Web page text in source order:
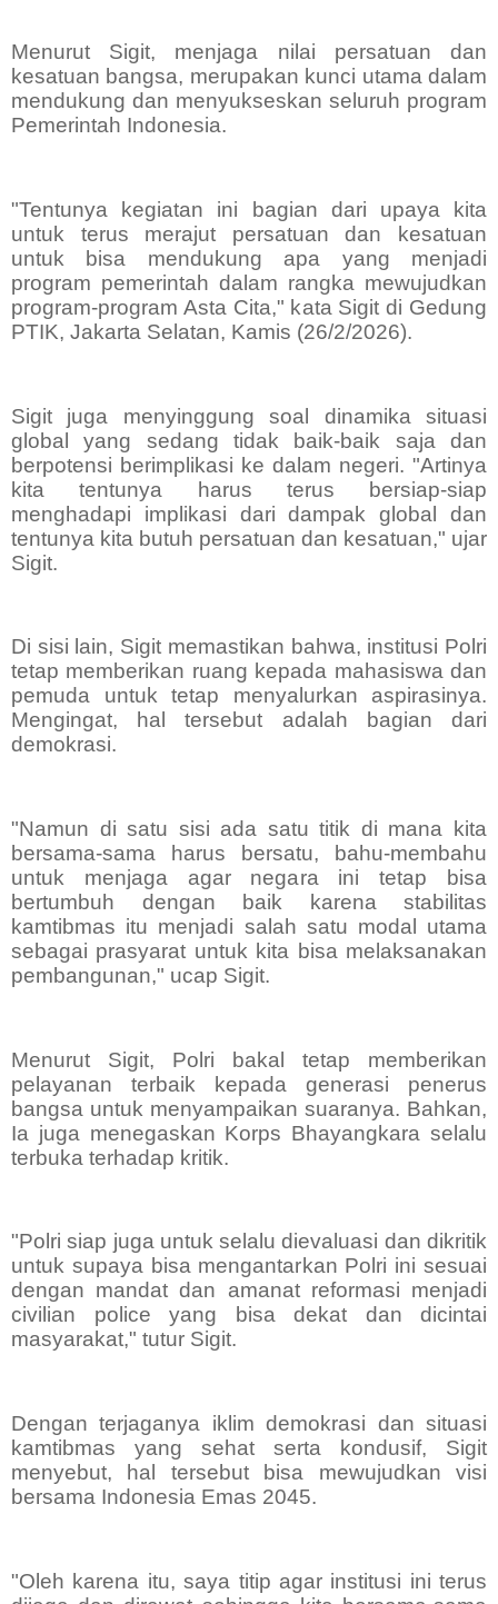
Menurut Sigit, menjaga nilai persatuan dan
kesatuan bangsa, merupakan kunci utama dalam
mendukung dan menyukseskan seluruh program
Pemerintah Indonesia.
"Tentunya kegiatan ini bagian dari upaya kita
untuk terus merajut persatuan dan kesatuan
untuk bisa mendukung apa yang menjadi
program pemerintah dalam rangka mewujudkan
program-program Asta Cita," kata Sigit di Gedung
PTIK, Jakarta Selatan, Kamis (26/2/2026).
Sigit juga menyinggung soal dinamika situasi
global yang sedang tidak baik-baik saja dan
berpotensi berimplikasi ke dalam negeri. "Artinya
kita tentunya harus terus bersiap-siap
menghadapi implikasi dari dampak global dan
tentunya kita butuh persatuan dan kesatuan," ujar
Sigit.
Di sisi lain, Sigit memastikan bahwa, institusi Polri
tetap memberikan ruang kepada mahasiswa dan
pemuda untuk tetap menyalurkan aspirasinya.
Mengingat, hal tersebut adalah bagian dari
demokrasi.
"Namun di satu sisi ada satu titik di mana kita
bersama-sama harus bersatu, bahu-membahu
untuk menjaga agar negara ini tetap bisa
bertumbuh dengan baik karena stabilitas
kamtibmas itu menjadi salah satu modal utama
sebagai prasyarat untuk kita bisa melaksanakan
pembangunan," ucap Sigit.
Menurut Sigit, Polri bakal tetap memberikan
pelayanan terbaik kepada generasi penerus
bangsa untuk menyampaikan suaranya. Bahkan,
Ia juga menegaskan Korps Bhayangkara selalu
terbuka terhadap kritik.
"Polri siap juga untuk selalu dievaluasi dan dikritik
untuk supaya bisa mengantarkan Polri ini sesuai
dengan mandat dan amanat reformasi menjadi
civilian police yang bisa dekat dan dicintai
masyarakat," tutur Sigit.
Dengan terjaganya iklim demokrasi dan situasi
kamtibmas yang sehat serta kondusif, Sigit
menyebut, hal tersebut bisa mewujudkan visi
bersama Indonesia Emas 2045.
"Oleh karena itu, saya titip agar institusi ini terus